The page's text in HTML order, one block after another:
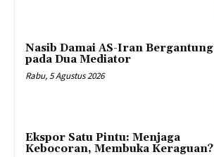
Nasib Damai AS-Iran Bergantung
pada Dua Mediator
Rabu, 5 Agustus 2026
Ekspor Satu Pintu: Menjaga
Kebocoran, Membuka Keraguan?